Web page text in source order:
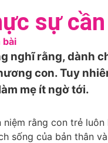
sự
bài
nghĩ rằng, dành
con. Tuy
mẹ ít ngờ tới.
rằng con trẻ
sống của bản thân